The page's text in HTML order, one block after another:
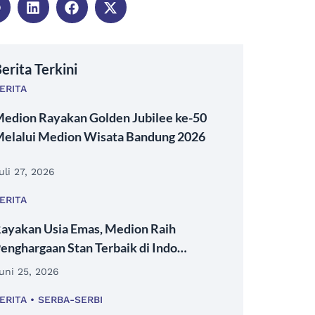
Terkini
Rayakan Golden Jubilee ke-50
Medion Wisata Bandung 2026
27, 2026
Usia Emas, Medion Raih
Stan Terbaik di Indo
2026 Expo & Forum
25, 2026
SERBA-SERBI